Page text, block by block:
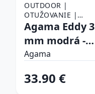
OUTDOOR |
OTUŽOVANIE |
OBLEČENIE NA
OTUŽOVANIE |
ČIAPKY NA
OTUŽOVANIE
Agama Eddy 3
mm modrá -
L/XL (56-62)
Agama
33.90 €